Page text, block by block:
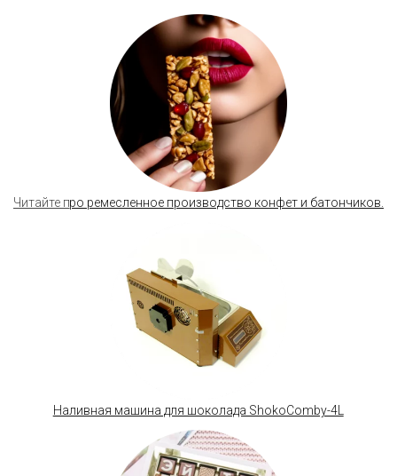
Читайте про ремесленное производство конфет и батончиков.
Наливная машина для шоколада ShokoComby-4L